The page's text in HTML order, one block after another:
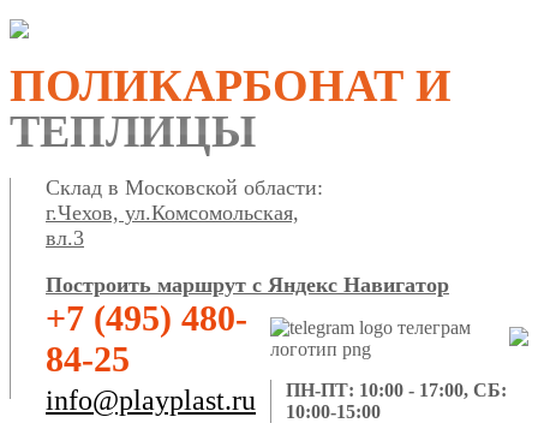
ПОЛИКАРБОНАТ И
ТЕПЛИЦЫ
Склад в Московской области:
г.Чехов, ул.Комсомольская,
вл.3
Построить маршрут с Яндекс Навигатор
+7 (495) 480-
84-25
info@playplast.ru
ПН-ПТ: 10:00 - 17:00, СБ:
10:00-15:00